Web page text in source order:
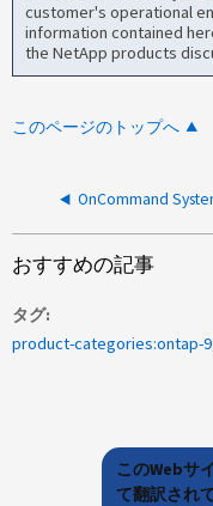
customer's operational
information contained
the NetApp products
このページのトップへ
おすすめの記事
タグ
product-categories:ontap-9
このWebサ
て翻訳され